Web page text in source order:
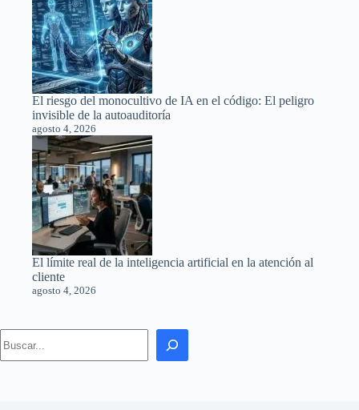
El riesgo del monocultivo de IA en el código: El peligro
invisible de la autoauditoría
agosto 4, 2026
El límite real de la inteligencia artificial en la atención al
cliente
agosto 4, 2026